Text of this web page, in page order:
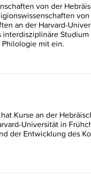
von der
an der Harvard-
mit ein.
Kurse an der
Universität in
der Entwicklung des